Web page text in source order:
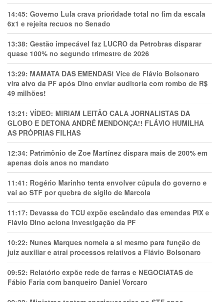
14:45: Governo Lula crava prioridade total no fim da escala
6x1 e rejeita recuos no Senado
13:38: Gestão impecável faz LUCRO da Petrobras disparar
quase 100% no segundo trimestre de 2026
13:29: MAMATA DAS EMENDAS! Vice de Flávio Bolsonaro
vira alvo da PF após Dino enviar auditoria com rombo de R$
49 milhões!
13:21: VÍDEO: MIRIAM LEITÃO CALA JORNALISTAS DA
GLOBO E DETONA ANDRÉ MENDONÇA!! FLÁVIO HUMILHA
AS PRÓPRIAS FILHAS
12:34: Patrimônio de Zoe Martínez dispara mais de 200% em
apenas dois anos no mandato
11:41: Rogério Marinho tenta envolver cúpula do governo e
vai ao STF por quebra de sigilo de Marcola
11:17: Devassa do TCU expõe escândalo das emendas PIX e
Flávio Dino aciona investigação da PF
10:22: Nunes Marques nomeia a si mesmo para função de
juiz auxiliar e atrai processos relativos a Flávio Bolsonaro
09:52: Relatório expõe rede de farras e NEGOCIATAS de
Fábio Faria com banqueiro Daniel Vorcaro